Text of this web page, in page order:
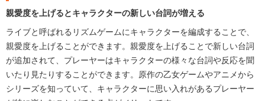
親愛度を上げるとキャラクターの新しい台詞が増える
ライブと呼ばれるリズムゲームにキャラクターを編成することで、
親愛度を上げることができます。親愛度を上げることで新しい台詞
が追加されて、プレーヤーはキャラクターの様々な台詞や反応を聞
いたり見たりすることができます。原作の乙女ゲームやアニメから
シリーズを知っていて、キャラクターに思い入れがあるプレーヤー